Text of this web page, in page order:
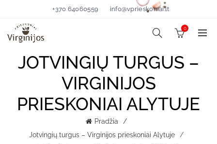
+370 64060559 info@vprieskoniai.lt
0
JOTVINGIŲ TURGUS –
VIRGINIJOS
PRIESKONIAI ALYTUJE
Pradžia
Jotvingių turgus – Virginijos prieskoniai Alytuje